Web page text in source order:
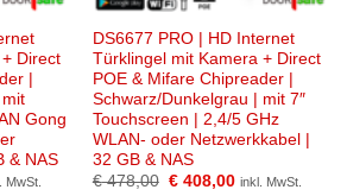
Direct
|
Gong
& NAS
MwSt.
DS6677 PRO | HD Internet
Türklingel mit Kamera + Direct
POE & Mifare Chipreader |
Schwarz/Dunkelgrau | mit 7″
Touchscreen | 2,4/5 GHz
WLAN- oder Netzwerkkabel |
32 GB & NAS
€478,00 Ursprünglicher
€408,00Aktueller
inkl. MwSt.